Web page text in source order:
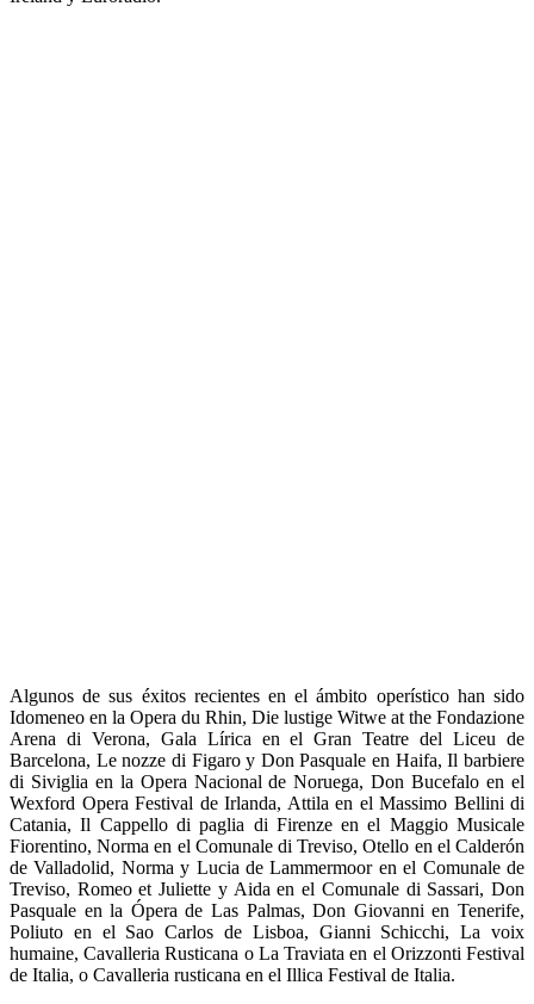
Algunos de sus éxitos recientes en el ámbito operístico han sido
Idomeneo en la Opera du Rhin, Die lustige Witwe at the Fondazione
Arena di Verona, Gala Lírica en el Gran Teatre del Liceu de
Barcelona, Le nozze di Figaro y Don Pasquale en Haifa, Il barbiere
di Siviglia en la Opera Nacional de Noruega, Don Bucefalo en el
Wexford Opera Festival de Irlanda, Attila en el Massimo Bellini di
Catania, Il Cappello di paglia di Firenze en el Maggio Musicale
Fiorentino, Norma en el Comunale di Treviso, Otello en el Calderón
de Valladolid, Norma y Lucia de Lammermoor en el Comunale de
Treviso, Romeo et Juliette y Aida en el Comunale di Sassari, Don
Pasquale en la Ópera de Las Palmas, Don Giovanni en Tenerife,
Poliuto en el Sao Carlos de Lisboa, Gianni Schicchi, La voix
humaine, Cavalleria Rusticana o La Traviata en el Orizzonti Festival
de Italia, o Cavalleria rusticana en el Illica Festival de Italia.